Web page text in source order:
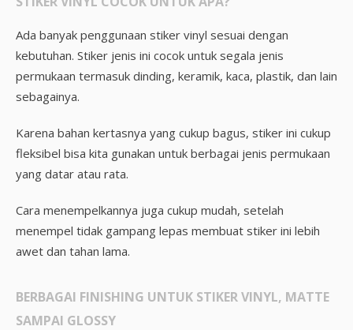
Ada banyak penggunaan stiker vinyl sesuai dengan
kebutuhan. Stiker jenis ini cocok untuk segala jenis
permukaan termasuk dinding, keramik, kaca, plastik, dan lain
sebagainya.
Karena bahan kertasnya yang cukup bagus, stiker ini cukup
fleksibel bisa kita gunakan untuk berbagai jenis permukaan
yang datar atau rata.
Cara menempelkannya juga cukup mudah, setelah
menempel tidak gampang lepas membuat stiker ini lebih
awet dan tahan lama.
BERBAGAI FINISHING UNTUK STIKER VINYL, MATTE
SAMPAI GLOSSY